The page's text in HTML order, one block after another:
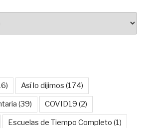
Así lo dijimos (174)
(39) COVID19 (2)
Escuelas de Tiempo Completo (1)